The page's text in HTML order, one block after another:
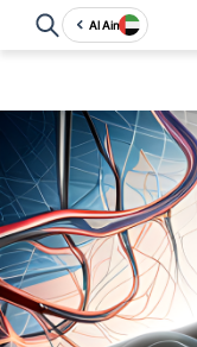
Al Ain